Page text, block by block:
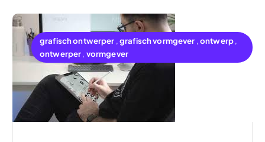
grafisch ontwerper ,grafisch vormgever ,ontwerp,
ontwerper, vormgever